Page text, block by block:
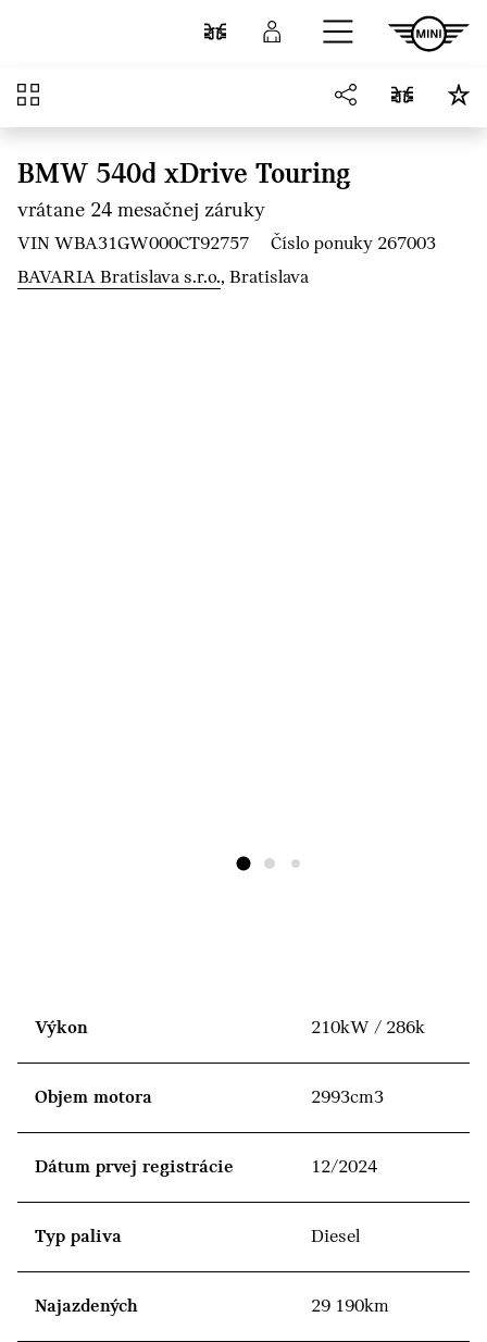
Porovnať Prihlásenie
Prehľad
BMW 540d xDrive Touring
vrátane 24 mesačnej záruky
VIN WBA31GW000CT92757
Číslo ponuky 267003
BAVARIA Bratislava s.r.o., Bratislava
Výkon 210kW / 286k
Objem motora 2993cm3
Dátum prvej registrácie 12/2024
Typ paliva Diesel
Najazdených 29 190km